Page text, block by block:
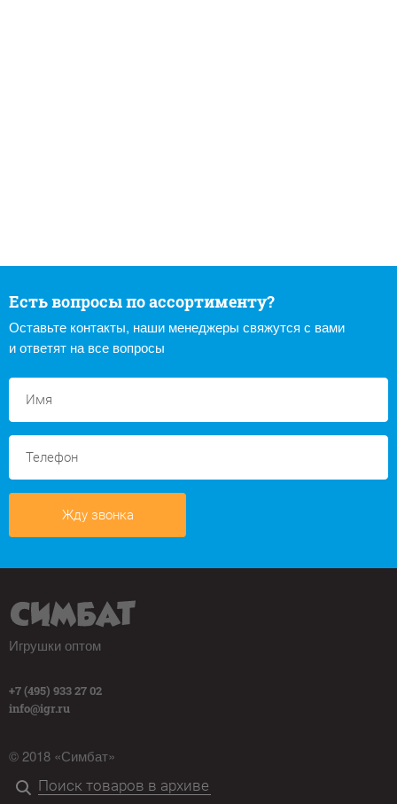
Есть вопросы по ассортименту?
Оставьте контакты, наши менеджеры свяжутся с вами
и ответят на все вопросы
Жду звонка
Игрушки оптом
+7 (495) 933 27 02
info@igr.ru
© 2018 «Симбат»